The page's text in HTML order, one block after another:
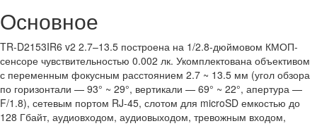
Основное
TR-D2153IR6 v2 2.7–13.5 построена на 1/2.8-дюймовом КМОП-
сенсоре чувствительностью 0.002 лк. Укомплектована объективом
с переменным фокусным расстоянием 2.7 ~ 13.5 мм (угол обзора
по горизонтали — 93° ~ 29°, вертикали — 69° ~ 22°, апертура —
F/1.8), сетевым портом RJ-45, слотом для microSD емкостью до
128 Гбайт, аудиовходом, аудиовыходом, тревожным входом,